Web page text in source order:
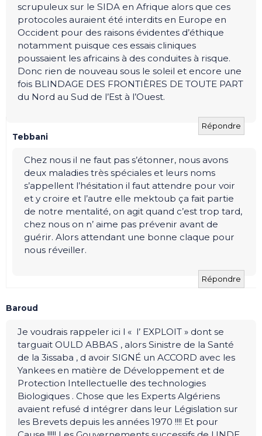
scrupuleux sur le SIDA en Afrique alors que ces
protocoles auraient été interdits en Europe en
Occident pour des raisons évidentes d’éthique
notamment puisque ces essais cliniques
poussaient les africains à des conduites à risque.
Donc rien de nouveau sous le soleil et encore une
fois BLINDAGE DES FRONTIÈRES DE TOUTE PART
du Nord au Sud de l’Est à l’Ouest.
Répondre
Tebbani
Chez nous il ne faut pas s’étonner, nous avons
deux maladies très spéciales et leurs noms
s’appellent l’hésitation il faut attendre pour voir
et y croire et l’autre elle mektoub ça fait partie
de notre mentalité, on agit quand c’est trop tard,
chez nous on n’ aime pas prévenir avant de
guérir. Alors attendant une bonne claque pour
nous réveiller.
Répondre
Baroud
Je voudrais rappeler ici l « l’ EXPLOIT » dont se
targuait OULD ABBAS , alors Sinistre de la Santé
de la 3issaba , d avoir SIGNÉ un ACCORD avec les
Yankees en matière de Développement et de
Protection Intellectuelle des technologies
Biologiques . Chose que les Experts Algériens
avaient refusé d intégrer dans leur Législation sur
les Brevets depuis les années 1970 !!!! Et pour